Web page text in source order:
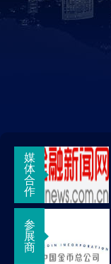
媒
体
合
作
参
展
商